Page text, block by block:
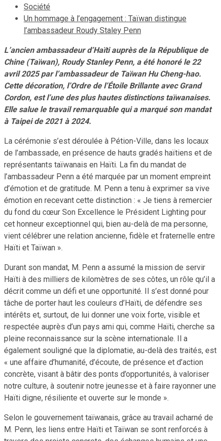
Société
Un hommage à l’engagement : Taïwan distingue
l’ambassadeur Roudy Staley Penn
L’ancien ambassadeur d’Haïti auprès de la République de
Chine (Taïwan), Roudy Stanley Penn, a été honoré le 22
avril 2025 par l’ambassadeur de Taïwan Hu Cheng-hao.
Cette décoration, l’Ordre de l’Étoile Brillante avec Grand
Cordon, est l’une des plus hautes distinctions taïwanaises.
Elle salue le travail remarquable qui a marqué son mandat
à Taipei de 2021 à 2024.
La cérémonie s’est déroulée à Pétion-Ville, dans les locaux
de l’ambassade, en présence de hauts gradés haïtiens et de
représentants taïwanais en Haïti. La fin du mandat de
l’ambassadeur Penn a été marquée par un moment empreint
d’émotion et de gratitude. M. Penn a tenu à exprimer sa vive
émotion en recevant cette distinction : « Je tiens à remercier
du fond du cœur Son Excellence le Président Lighting pour
cet honneur exceptionnel qui, bien au-delà de ma personne,
vient célébrer une relation ancienne, fidèle et fraternelle entre
Haïti et Taïwan ».
Durant son mandat, M. Penn a assumé la mission de servir
Haïti à des milliers de kilomètres de ses côtes, un rôle qu’il a
décrit comme un défi et une opportunité. Il s’est donné pour
tâche de porter haut les couleurs d’Haïti, de défendre ses
intérêts et, surtout, de lui donner une voix forte, visible et
respectée auprès d’un pays ami qui, comme Haïti, cherche sa
pleine reconnaissance sur la scène internationale. Il a
également souligné que la diplomatie, au-delà des traités, est
« une affaire d’humanité, d’écoute, de présence et d’action
concrète, visant à bâtir des ponts d’opportunités, à valoriser
notre culture, à soutenir notre jeunesse et à faire rayonner une
Haïti digne, résiliente et ouverte sur le monde ».
Selon le gouvernement taïwanais, grâce au travail acharné de
M. Penn, les liens entre Haïti et Taïwan se sont renforcés à